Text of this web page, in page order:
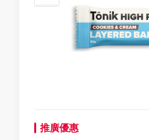
推廣優惠